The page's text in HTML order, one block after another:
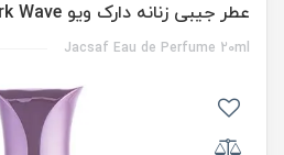
عطر جیبی زنانه دارک ویو Dark Wave ژک ساف 20ml
Jacsaf Eau de Perfume 20ml